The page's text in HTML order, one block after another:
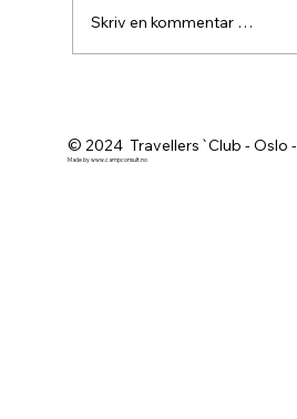
Agurknytt fra Pau
Skriv en kommentar …
© 2024 Travellers`Club - Oslo
Made bywww.campconsult.no